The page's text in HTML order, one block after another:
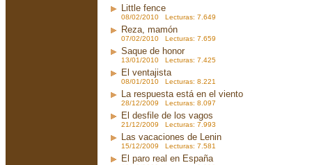
Little fence
08/02/2010 Lecturas: 7.649
Reza, mamón
07/02/2010 Lecturas: 7.659
Saque de honor
13/01/2010 Lecturas: 7.425
El ventajista
08/01/2010 Lecturas: 8.221
La respuesta está en el viento
28/12/2009 Lecturas: 8.097
El desfile de los vagos
21/12/2009 Lecturas: 7.993
Las vacaciones de Lenin
15/12/2009 Lecturas: 7.581
El paro real en España